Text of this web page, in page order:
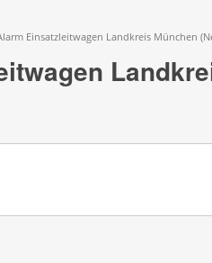
Einsatzleitwagen Landkreis München